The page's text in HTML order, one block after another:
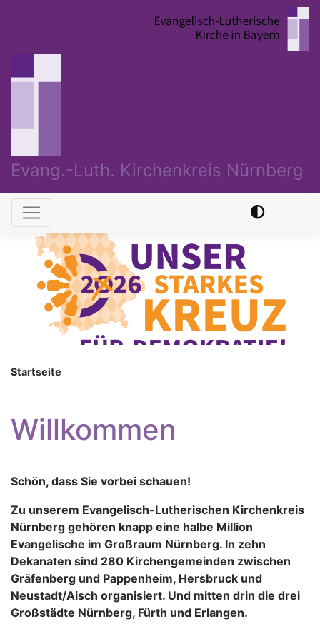
Evang.-Luth. Kirchenkreis Nürnberg
Hauptnavigation
Previous
Startseite
Willkommen
Schön, dass Sie vorbei schauen!
Zu unserem Evangelisch-Lutherischen Kirchenkreis
Nürnberg gehören knapp eine halbe Million
Evangelische im Großraum Nürnberg. In zehn
Dekanaten sind 280 Kirchengemeinden zwischen
Gräfenberg und Pappenheim, Hersbruck und
Neustadt/Aisch organisiert. Und mitten drin die drei
Großstädte Nürnberg, Fürth und Erlangen.